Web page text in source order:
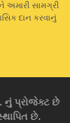
અમારી સામગ્રી
દાન કરવાનું
નું પ્રોજેક્ટ છે
છે.